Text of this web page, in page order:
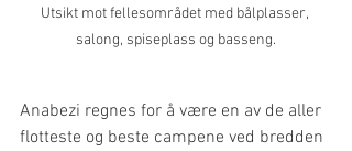
Utsikt mot fellesområdet med bålplasser,
salong, spiseplass og basseng.
Anabezi regnes for å være en av de aller
flotteste og beste campene ved bredden